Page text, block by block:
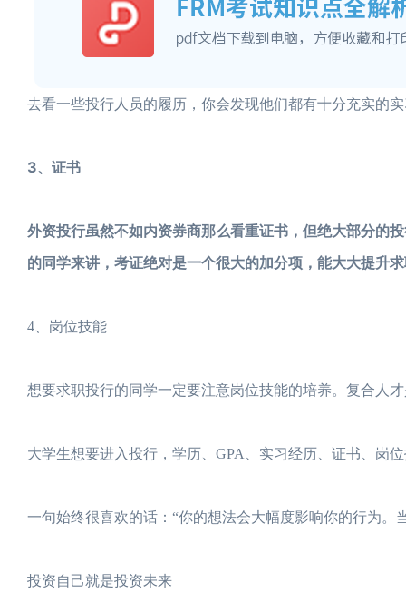
去看一些投行人员的履历，你会发现他们都有十分充实的
3、证书
外资投行虽然不如内资券商那么看重证书，但绝大部分的
的同学来讲，考证绝对是一个很大的加分项，能大大提升
4、岗位技能
想要求职投行的同学一定要注意岗位技能的培养。复合人
大学生想要进入投行，学历、GPA、实习经历、证书、岗
一句始终很喜欢的话：“你的想法会大幅度影响你的行为
投资自己就是投资未来